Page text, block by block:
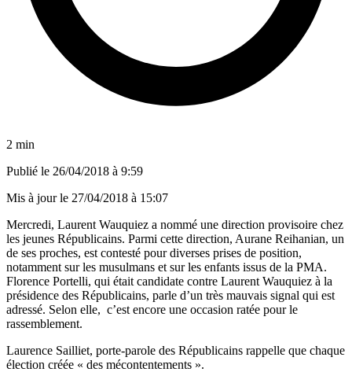
2 min
Publié le 26/04/2018 à 9:59
Mis à jour le 27/04/2018 à 15:07
Mercredi, Laurent Wauquiez a nommé une direction provisoire chez
les jeunes Républicains. Parmi cette direction, Aurane Reihanian, un
de ses proches, est contesté pour diverses prises de position,
notamment sur les musulmans et sur les enfants issus de la PMA.
Florence Portelli, qui était candidate contre Laurent Wauquiez à la
présidence des Républicains, parle d’un très mauvais signal qui est
adressé. Selon elle, c’est encore une occasion ratée pour le
rassemblement.
Laurence Sailliet, porte-parole des Républicains rappelle que chaque
élection créée « des mécontentements ».